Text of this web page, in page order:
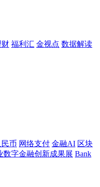
财 福利汇 金视点 数据解读
币 网络支付 金融AI 区块
数字金融创新成果展 Bank